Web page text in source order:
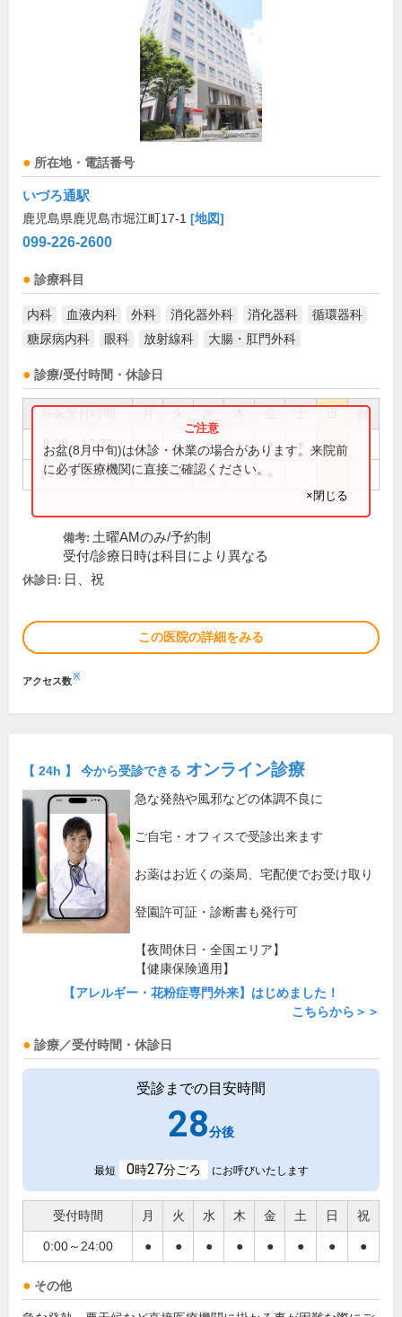
所在地・電話番号
いづろ通駅
鹿児島県鹿児島市堀江町17-1 [地図]
099-226-2600
診療科目
内科 血液内科 外科 消化器外科 消化器科
循環器科
糖尿病内科
眼科 放射線科 大腸・肛門外科
診療/受付時間・休診日
祝
8:30～12:30 ● ● ● ● ●
14:00～17:30 ● ● ● ●
お盆(8月中旬)は休診・休業の場合があります。来院前
に必ず医療機関に直接ご確認ください。
×閉じる
備考: 土曜AMのみ/予約制
受付/診療日時は科目により異なる
休診日: 日、祝
この医院の詳細をみる
アクセス数※
【 24h 】 今から受診できる オンライン診療
急な発熱や風邪などの体調不良に
ご自宅・オフィスで受診出来ます
お薬はお近くの薬局、宅配便でお受け取り
登園許可証・診断書も発行可
【夜間休日・全国エリア】
【健康保険適用】
【アレルギー・花粉症専門外来】はじめました！
こちらから＞＞
診療／受付時間・休診日
受診までの目安時間
28分後
最短 0時27分ごろ にお呼びいたします
受付時間 月 火 水 木 金 土 日 祝
0:00～24:00 ● ● ● ● ● ● ● ●
その他